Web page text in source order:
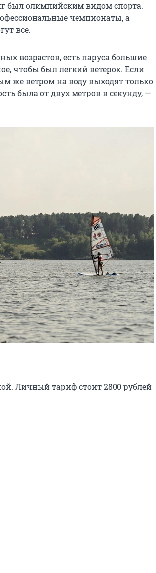
был олимпийским видом спорта.
чемпионаты, а
все.
возрастов, есть паруса большие
чтобы был легкий ветерок. Если
же ветром на воду выходят только
была от двух метров в секунду, —
Личный тариф стоит 2800 рублей